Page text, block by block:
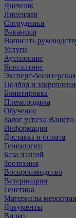
Дневник
Лицензии
Сотрудники
Вакансии
Написать
Услуги
Аутсорсинг
Консалтинг
Эксперт-
Подбор и
Бонитировка
Племпродажа
Обучение
Залог успеха
Информация
Доставка и оплата
Генеалогии
База знаний
Зоотехния
Воспроизводство
Ветеринария
Генетика
Материалы
Документы
Видео